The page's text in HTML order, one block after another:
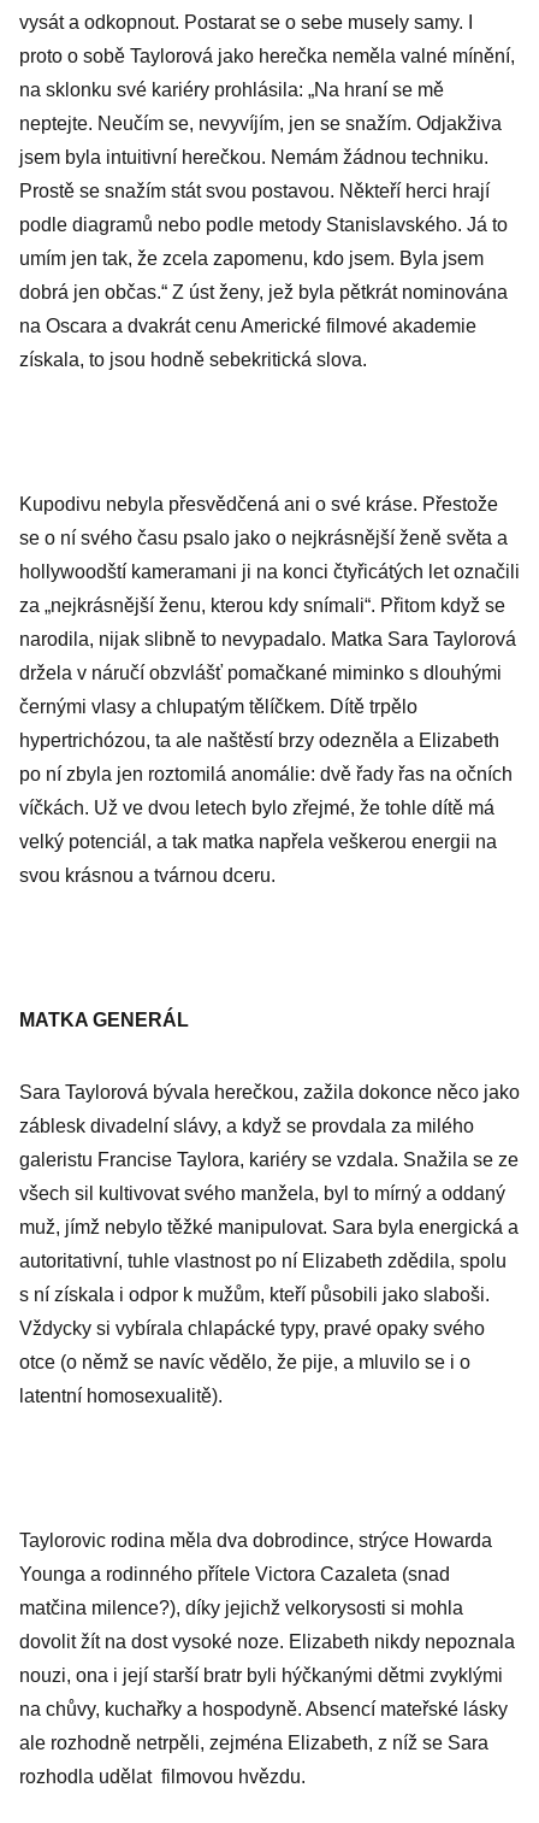
vysát a odkopnout. Postarat se o sebe musely samy. I
proto o sobě Taylorová jako herečka neměla valné mínění,
na sklonku své kariéry prohlásila: „Na hraní se mě
neptejte. Neučím se, nevyvíjím, jen se snažím. Odjakživa
jsem byla intuitivní herečkou. Nemám žádnou techniku.
Prostě se snažím stát svou postavou. Někteří herci hrají
podle diagramů nebo podle metody Stanislavského. Já to
umím jen tak, že zcela zapomenu, kdo jsem. Byla jsem
dobrá jen občas.“ Z úst ženy, jež byla pětkrát nominována
na Oscara a dvakrát cenu Americké filmové akademie
získala, to jsou hodně sebekritická slova.
Kupodivu nebyla přesvědčená ani o své kráse. Přestože
se o ní svého času psalo jako o nejkrásnější ženě světa a
hollywoodští kameramani ji na konci čtyřicátých let označili
za „nejkrásnější ženu, kterou kdy snímali“. Přitom když se
narodila, nijak slibně to nevypadalo. Matka Sara Taylorová
držela v náručí obzvlášť pomačkané miminko s dlouhými
černými vlasy a chlupatým tělíčkem. Dítě trpělo
hypertrichózou, ta ale naštěstí brzy odezněla a Elizabeth
po ní zbyla jen roztomilá anomálie: dvě řady řas na očních
víčkách. Už ve dvou letech bylo zřejmé, že tohle dítě má
velký potenciál, a tak matka napřela veškerou energii na
svou krásnou a tvárnou dceru.
MATKA GENERÁL
Sara Taylorová bývala herečkou, zažila dokonce něco jako
záblesk divadelní slávy, a když se provdala za milého
galeristu Francise Taylora, kariéry se vzdala. Snažila se ze
všech sil kultivovat svého manžela, byl to mírný a oddaný
muž, jímž nebylo těžké manipulovat. Sara byla energická a
autoritativní, tuhle vlastnost po ní Elizabeth zdědila, spolu
s ní získala i odpor k mužům, kteří působili jako slaboši.
Vždycky si vybírala chlapácké typy, pravé opaky svého
otce (o němž se navíc vědělo, že pije, a mluvilo se i o
latentní homosexualitě).
Taylorovic rodina měla dva dobrodince, strýce Howarda
Younga a rodinného přítele Victora Cazaleta (snad
matčina milence?), díky jejichž velkorysosti si mohla
dovolit žít na dost vysoké noze. Elizabeth nikdy nepoznala
nouzi, ona i její starší bratr byli hýčkanými dětmi zvyklými
na chůvy, kuchařky a hospodyně. Absencí mateřské lásky
ale rozhodně netrpěli, zejména Elizabeth, z níž se Sara
rozhodla udělat filmovou hvězdu.